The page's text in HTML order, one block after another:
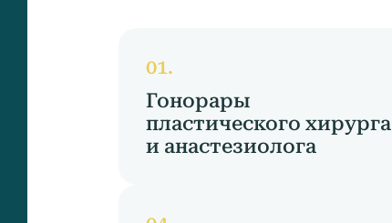
Гонорары
пластического хирурга
и анастезиолога